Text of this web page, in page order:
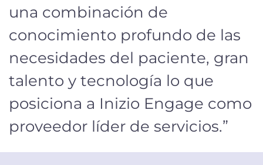
una combinación de
conocimiento profundo de las
necesidades del paciente, gran
talento y tecnología lo que
posiciona a Inizio Engage como
proveedor líder de servicios.”